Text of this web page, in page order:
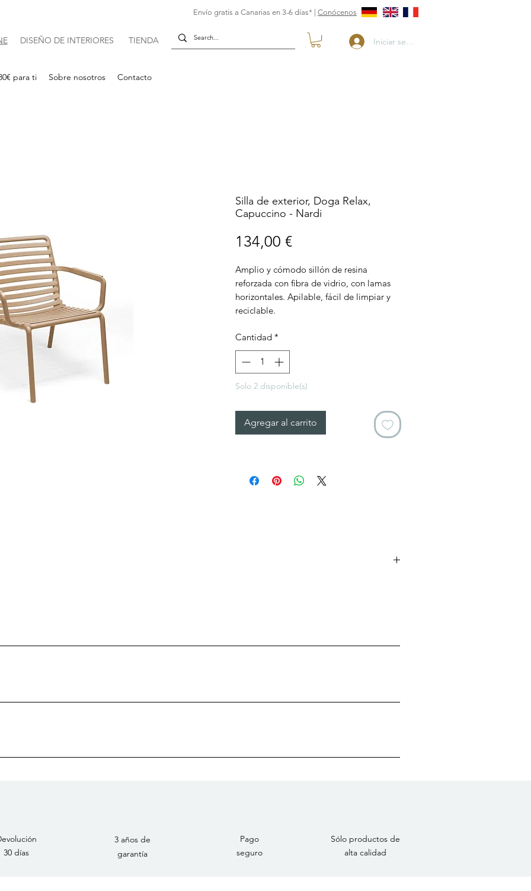
Envío gratis a Canarias en 3-6 días* | Conócenos
DISEÑO DE INTERIORES TIENDA Iniciar sesión
para ti Sobre nosotros Contacto
Silla de exterior, Doga Relax,
Capuccino - Nardi
134,00 €Precio
Amplio y cómodo sillón de resina
reforzada con fibra de vidrio, con lamas
horizontales. Apilable, fácil de limpiar y
reciclable.
Cantidad *
Solo 2 disponible(s)
Agregar al carrito
30 días
3 años de
garantía
Pago
seguro
Sólo productos de
alta calidad